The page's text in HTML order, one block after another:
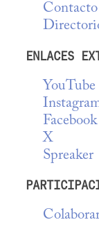
Contacto
ENLACES
YouTube
Facebook
X
Spreaker